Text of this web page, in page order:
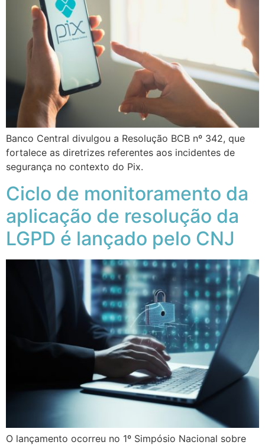
Banco Central divulgou a Resolução BCB nº 342, que
fortalece as diretrizes referentes aos incidentes de
segurança no contexto do Pix.
Ciclo de monitoramento da
aplicação de resolução da
LGPD é lançado pelo CNJ
O lançamento ocorreu no 1º Simpósio Nacional sobre